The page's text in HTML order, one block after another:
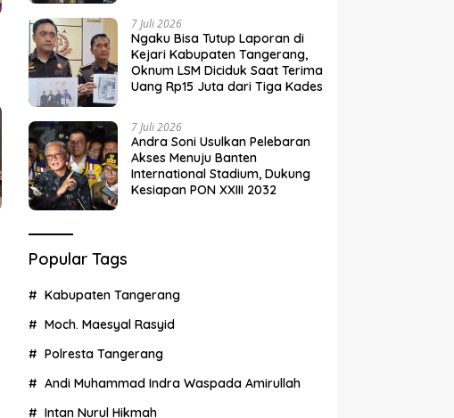
7 Juli 2026
Ngaku Bisa Tutup Laporan di
Kejari Kabupaten Tangerang,
Oknum LSM Diciduk Saat Terima
Uang Rp15 Juta dari Tiga Kades
7 Juli 2026
Andra Soni Usulkan Pelebaran
Akses Menuju Banten
International Stadium, Dukung
Kesiapan PON XXIII 2032
Popular Tags
Kabupaten Tangerang
Moch. Maesyal Rasyid
Polresta Tangerang
Andi Muhammad Indra Waspada Amirullah
Intan Nurul Hikmah